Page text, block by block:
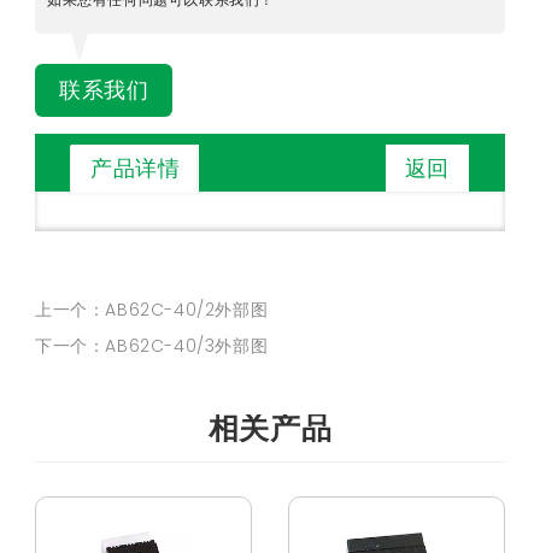
联系我们
产品详情 返回
上一个：AB62C-40/2外部图
下一个：AB62C-40/3外部图
相关产品